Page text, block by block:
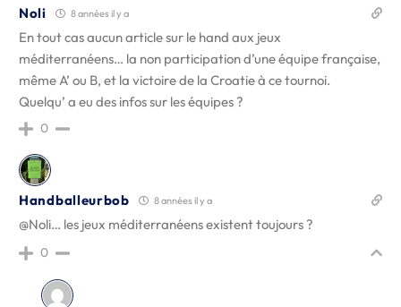
Noli 8 années il y a
En tout cas aucun article sur le hand aux jeux
méditerranéens… la non participation d’une équipe française,
même A’ ou B, et la victoire de la Croatie à ce tournoi.
Quelqu’ a eu des infos sur les équipes ?
0
Handballeurbob 8 années il y a
@Noli… les jeux méditerranéens existent toujours ?
0